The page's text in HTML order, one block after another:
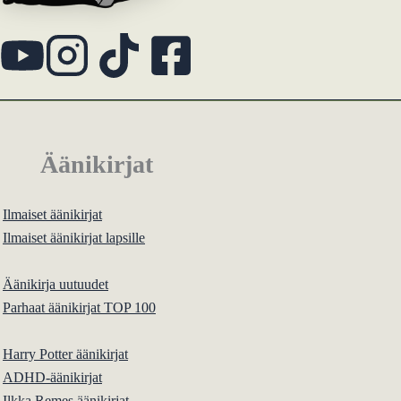
Äänikirjat
Ilmaiset äänikirjat
Ilmaiset äänikirjat lapsille
Äänikirja uutuudet
Parhaat äänikirjat TOP 100
Harry Potter äänikirjat
ADHD-äänikirjat